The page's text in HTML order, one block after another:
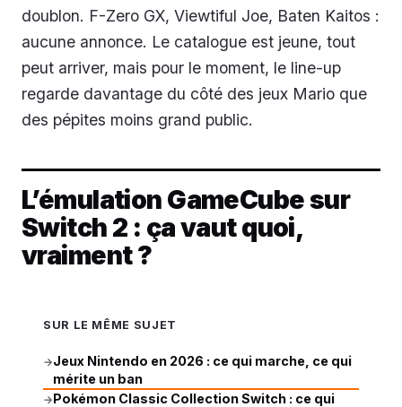
doublon. F-Zero GX, Viewtiful Joe, Baten Kaitos :
aucune annonce. Le catalogue est jeune, tout
peut arriver, mais pour le moment, le line-up
regarde davantage du côté des jeux Mario que
des pépites moins grand public.
L’émulation GameCube sur
Switch 2 : ça vaut quoi,
vraiment ?
SUR LE MÊME SUJET
→Jeux Nintendo en 2026 : ce qui marche, ce qui
mérite un ban
→Pokémon Classic Collection Switch : ce qui